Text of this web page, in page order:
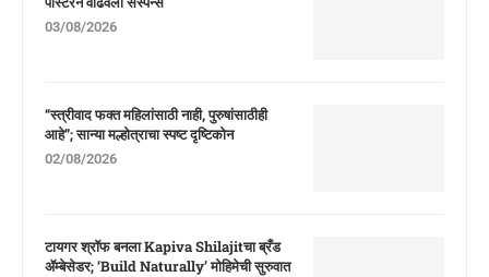
03/08/2026
“स्त्रीवाद फक्त महिलांसाठी नाही, पुरुषांसाठीही
आहे”; सान्या मल्होत्राचा स्पष्ट दृष्टिकोन
02/08/2026
टायगर श्रॉफ बनला Kapiva Shilajitचा ब्रँड
ॲम्बेसेडर; ‘Build Naturally’ मोहिमेची सुरुवात